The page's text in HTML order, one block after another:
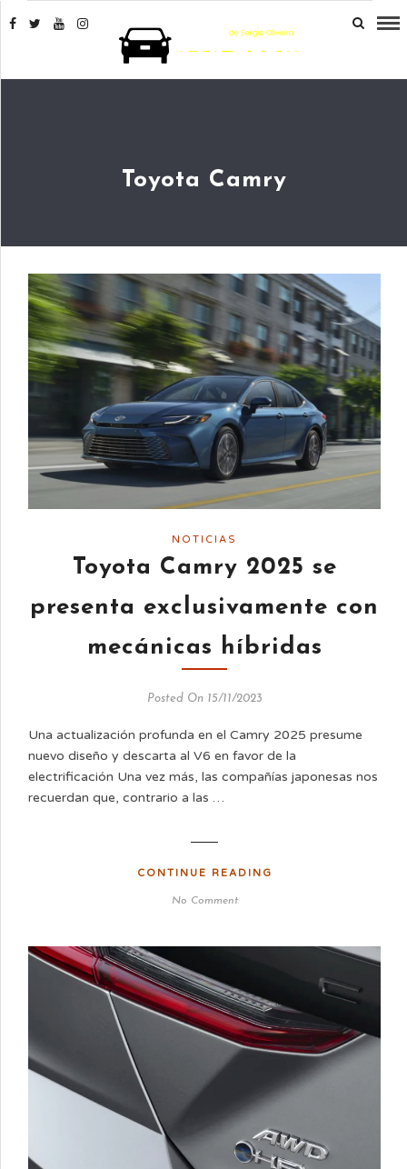
Toyota Camry
NOTICIAS
Toyota Camry 2025 se
presenta exclusivamente con
mecánicas híbridas
Posted On 15/11/2023
Una actualización profunda en el Camry 2025 presume
nuevo diseño y descarta al V6 en favor de la
electrificación Una vez más, las compañías japonesas nos
recuerdan que, contrario a las …
CONTINUE READING
No Comment